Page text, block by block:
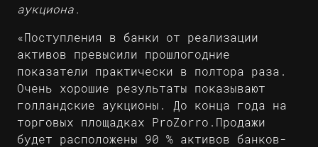
аукциона.
«Поступления в банки от реализации
активов превысили прошлогодние
показатели практически в полтора раза.
Очень хорошие результаты показывают
голландские аукционы. До конца года на
торговых площадках ProZorro.Продажи
будет расположены 90 % активов банков-